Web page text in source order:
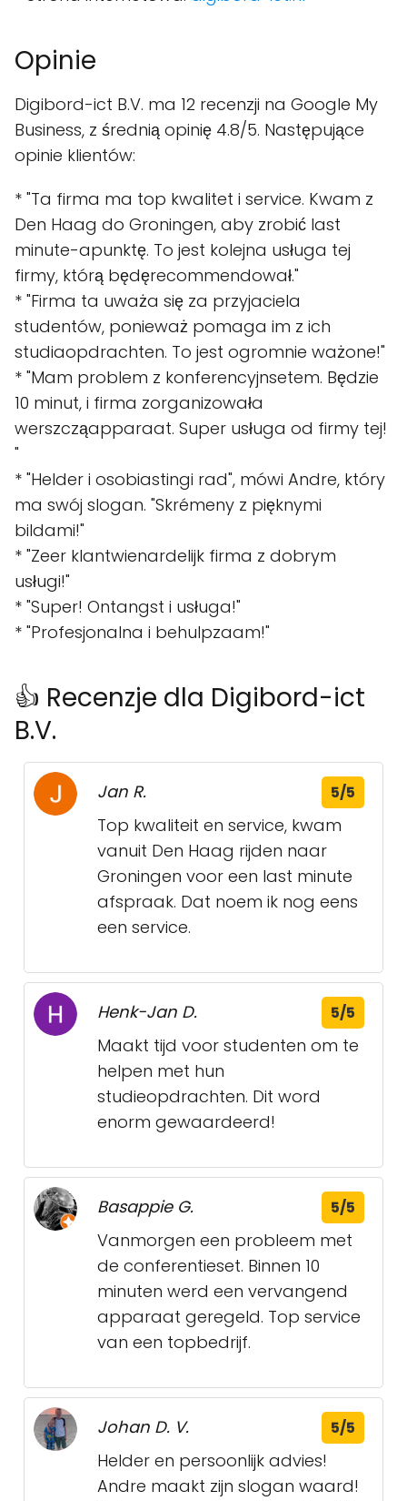
Opinie
Digibord-ict B.V. ma 12 recenzji na Google My
Business, z średnią opinię 4.8/5. Następujące
opinie klientów:
* "Ta firma ma top kwalitet i service. Kwam z
Den Haag do Groningen, aby zrobić last
minute-apunktę. To jest kolejna usługa tej
firmy, którą będęrecommendował."
* "Firma ta uważa się za przyjaciela
studentów, ponieważ pomaga im z ich
studiaopdrachten. To jest ogromnie ważone!"
* "Mam problem z konferencyjnsetem. Będzie
10 minut, i firma zorganizowała
werszcząapparaat. Super usługa od firmy tej!
"
* "Helder i osobiastingi rad", mówi Andre, który
ma swój slogan. "Skrémeny z pięknymi
bildami!"
* "Zeer klantwienardelijk firma z dobrym
usługi!"
* "Super! Ontangst i usługa!"
* "Profesjonalna i behulpzaam!"
👍 Recenzje dla Digibord-ict
B.V.
Jan R. 5/5
Top kwaliteit en service, kwam
vanuit Den Haag rijden naar
Groningen voor een last minute
afspraak. Dat noem ik nog eens
een service.
Henk-Jan D. 5/5
Maakt tijd voor studenten om te
helpen met hun
studieopdrachten. Dit word
enorm gewaardeerd!
Basappie G. 5/5
Vanmorgen een probleem met
de conferentieset. Binnen 10
minuten werd een vervangend
apparaat geregeld. Top service
van een topbedrijf.
Johan D. V. 5/5
Helder en persoonlijk advies!
Andre maakt zijn slogan waard!